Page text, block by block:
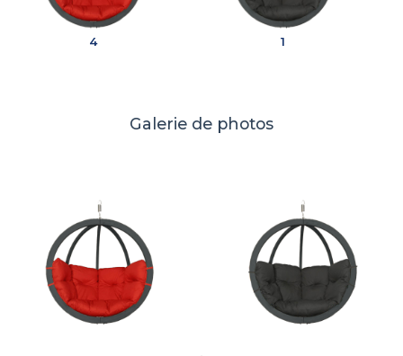
4 1
Galerie de photos